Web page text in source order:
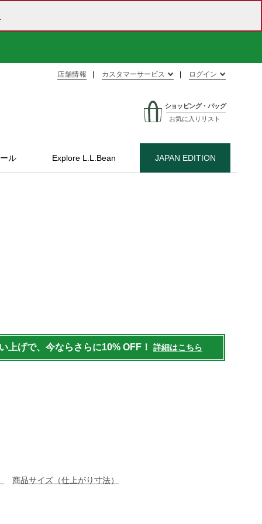
店舗情報 カスタマーサービス ログイン
ショッピング・バッグ
お気に入りリスト
ル Explore L.L.Bean JAPAN EDITION
上げで、今ならさらに10% OFF！ 詳細はこちら
商品サイズ（仕上がり寸法）